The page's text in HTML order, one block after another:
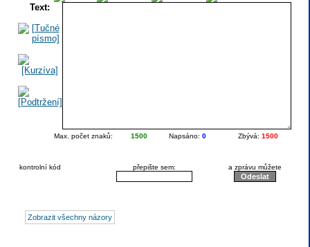
Text:
Max. počet znaků: 1500 Napsáno: 0 Zbývá: 1500
kontrolní kód přepište sem: a zprávu můžete